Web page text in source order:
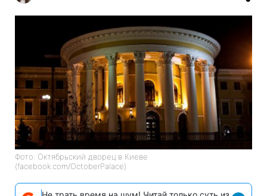
Фото: Октябрьский дворец в Киеве
(facebook.com/OctoberPalace)